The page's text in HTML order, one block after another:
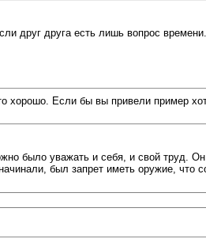
друг друга есть лишь вопрос времени.
хорошо. Если бы вы привели пример
было уважать и себя, и свой труд.
был запрет иметь оружие, что